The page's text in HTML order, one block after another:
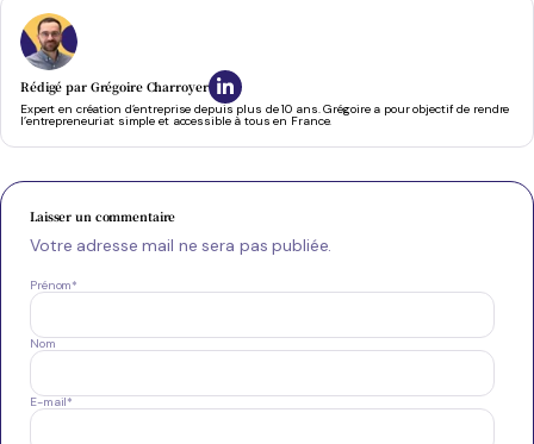
Rédigé par Grégoire Charroyer
Expert en création d’entreprise depuis plus de 10 ans. Grégoire a pour objectif de rendre
l’entrepreneuriat simple et accessible à tous en France.
Laisser un commentaire
Votre adresse mail ne sera pas publiée.
Prénom*
Nom
E-mail*